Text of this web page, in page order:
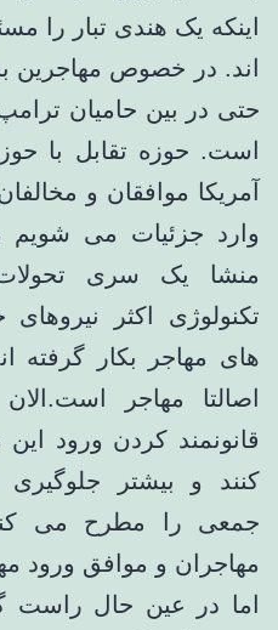
اینکه یک هندی تبار را
اند. در خصوص مهاجرین
حتی در بین حامیان
است. حوزه تقابل با
آمریکا موافقان و
وارد جزئیات می شویم
منشا یک سری
تکنولوژی اکثر
های مهاجر بکار گرفته
اصالتا مهاجر
قانونمند کردن ورود
کنند و بیشتر
جمعی را مطرح می
مهاجران و موافق ورود
اما در عین حال راست